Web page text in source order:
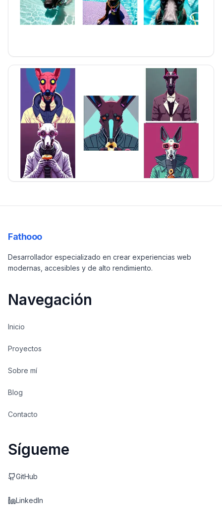
Imagenes generadas de la yeye
Fathooo
Desarrollador especializado en crear experiencias web
modernas, accesibles y de alto rendimiento.
Navegación
Inicio
Proyectos
Sobre mí
Blog
Contacto
Sígueme
GitHub
LinkedIn